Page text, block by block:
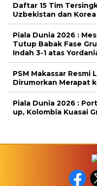
Daftar 15 Tim
Uzbekistan dan
Piala Dunia 2026 :
Tutup Babak Fase
Indah 3-1 atas
PSM Makassar
Dirumorkan Merapat
Piala Dunia 2026 :
up, Kolombia Kuasai